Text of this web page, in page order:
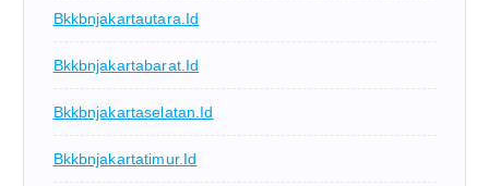
Bkkbnjakartautara.id
Bkkbnjakartabarat.id
Bkkbnjakartaselatan.id
Bkkbnjakartatimur.id